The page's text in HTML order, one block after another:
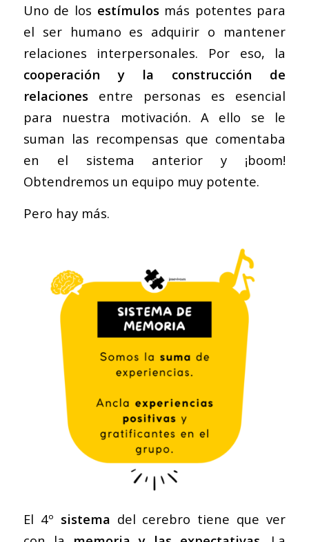
Uno de los estímulosmás potentes para
el ser humano es adquirir o mantener
relaciones interpersonales. Por eso, la
cooperación y la construcción de
relacionesentre personas es esencial
para nuestra motivación. A ello se le
suman las recompensas que comentaba
en el sistema anterior y ¡boom!
Obtendremos un equipo muy potente.
Pero hay más.
El 4º sistema del cerebro tiene que ver